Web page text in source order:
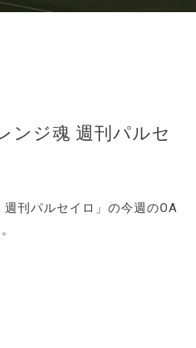
ンジ魂 週刊パルセ
刊パルセイロ」の今週のOA